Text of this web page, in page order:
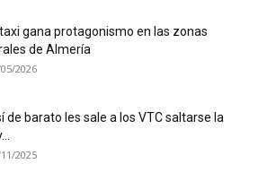
taxi gana protagonismo en las zonas
de Almería
2026
de barato les sale a los VTC saltarse la
2025